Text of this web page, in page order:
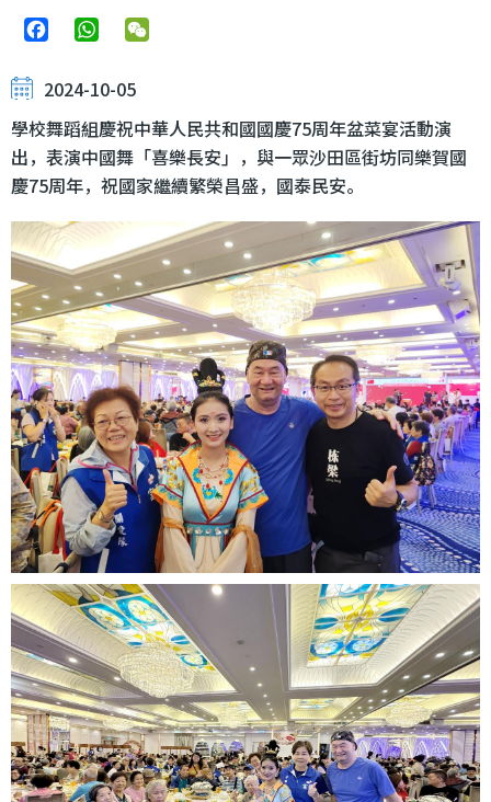
FacebookWhatsApp
2024-10-05
學校舞蹈組慶祝中華人民共和國國慶75周年盆菜宴活動演
出，表演中國舞「喜樂長安」，與一眾沙田區街坊同樂賀國
慶75周年，祝國家繼續繁榮昌盛，國泰民安。